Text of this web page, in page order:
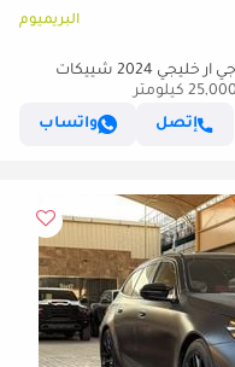
البريميوم
تويوتا سوبرا GR TAN EDITION تويوتا سوبرا جي ار خليجي 2024 شييكات
ال25,000 كيلومتر
إتصل
واتساب